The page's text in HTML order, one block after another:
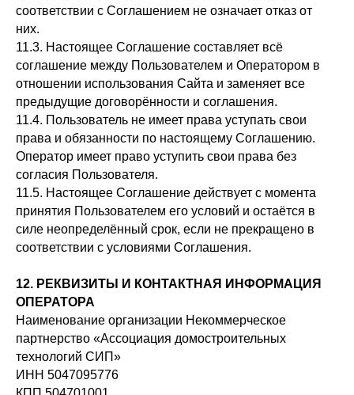
соответствии с Соглашением не означает отказ от
них.
11.3. Настоящее Соглашение составляет всё
соглашение между Пользователем и Оператором в
отношении использования Сайта и заменяет все
предыдущие договорённости и соглашения.
11.4. Пользователь не имеет права уступать свои
права и обязанности по настоящему Соглашению.
Оператор имеет право уступить свои права без
согласия Пользователя.
11.5. Настоящее Соглашение действует с момента
принятия Пользователем его условий и остаётся в
силе неопределённый срок, если не прекращено в
соответствии с условиями Соглашения.
12. РЕКВИЗИТЫ И КОНТАКТНАЯ ИНФОРМАЦИЯ
ОПЕРАТОРА
Наименование организации Некоммерческое
партнерство «Ассоциация домостроительных
технологий СИП»
ИНН 5047095776